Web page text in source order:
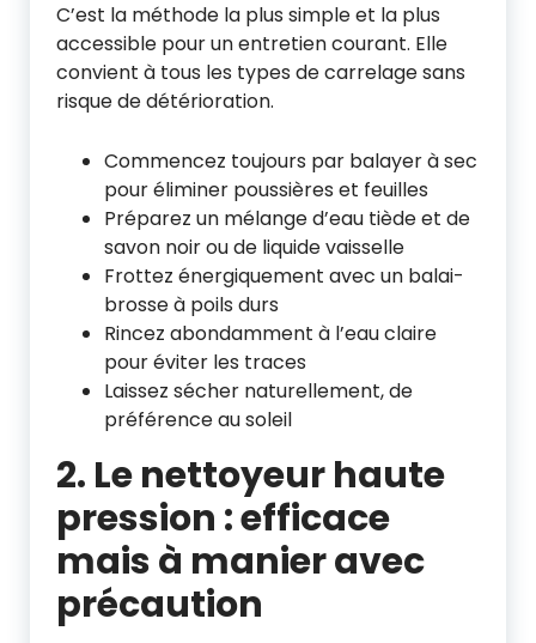
C’est la méthode la plus simple et la plus
accessible pour un entretien courant. Elle
convient à tous les types de carrelage sans
risque de détérioration.
Commencez toujours par balayer à sec
pour éliminer poussières et feuilles
Préparez un mélange d’eau tiède et de
savon noir ou de liquide vaisselle
Frottez énergiquement avec un balai-
brosse à poils durs
Rincez abondamment à l’eau claire
pour éviter les traces
Laissez sécher naturellement, de
préférence au soleil
2. Le nettoyeur haute
pression : efficace
mais à manier avec
précaution